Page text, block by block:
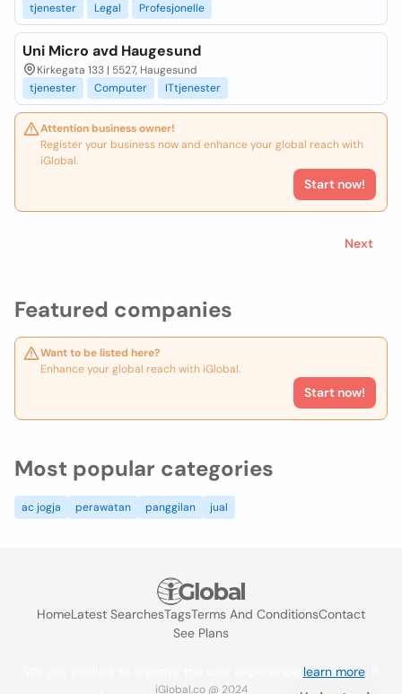
Featured companies
Want to be listed here?
Enhance your global reach with iGlobal.
Start now!
tjenester
Legal Profesjonelle
Uni Micro avd Haugesund
Kirkegata 133 | 5527, Haugesund
tjenester
Computer ITtjenester
Attention business owner!
Register your business now and enhance your global reach with
iGlobal.
Start now!
Next
Most popular categories
ac jogja perawatan panggilan jual
HomeLatest SearchesTagsTerms And ConditionsContact
See Plans
iGlobal.co @ 2024
learn more. If